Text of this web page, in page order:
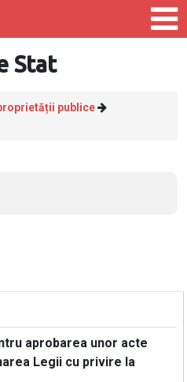
Stat
publice
aprobarea unor acte
Legii cu privire la